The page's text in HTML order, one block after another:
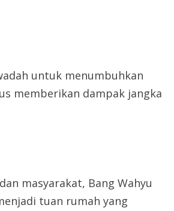
untuk menumbuhkan
memberikan dampak jangka
masyarakat, Bang Wahyu
tuan rumah yang